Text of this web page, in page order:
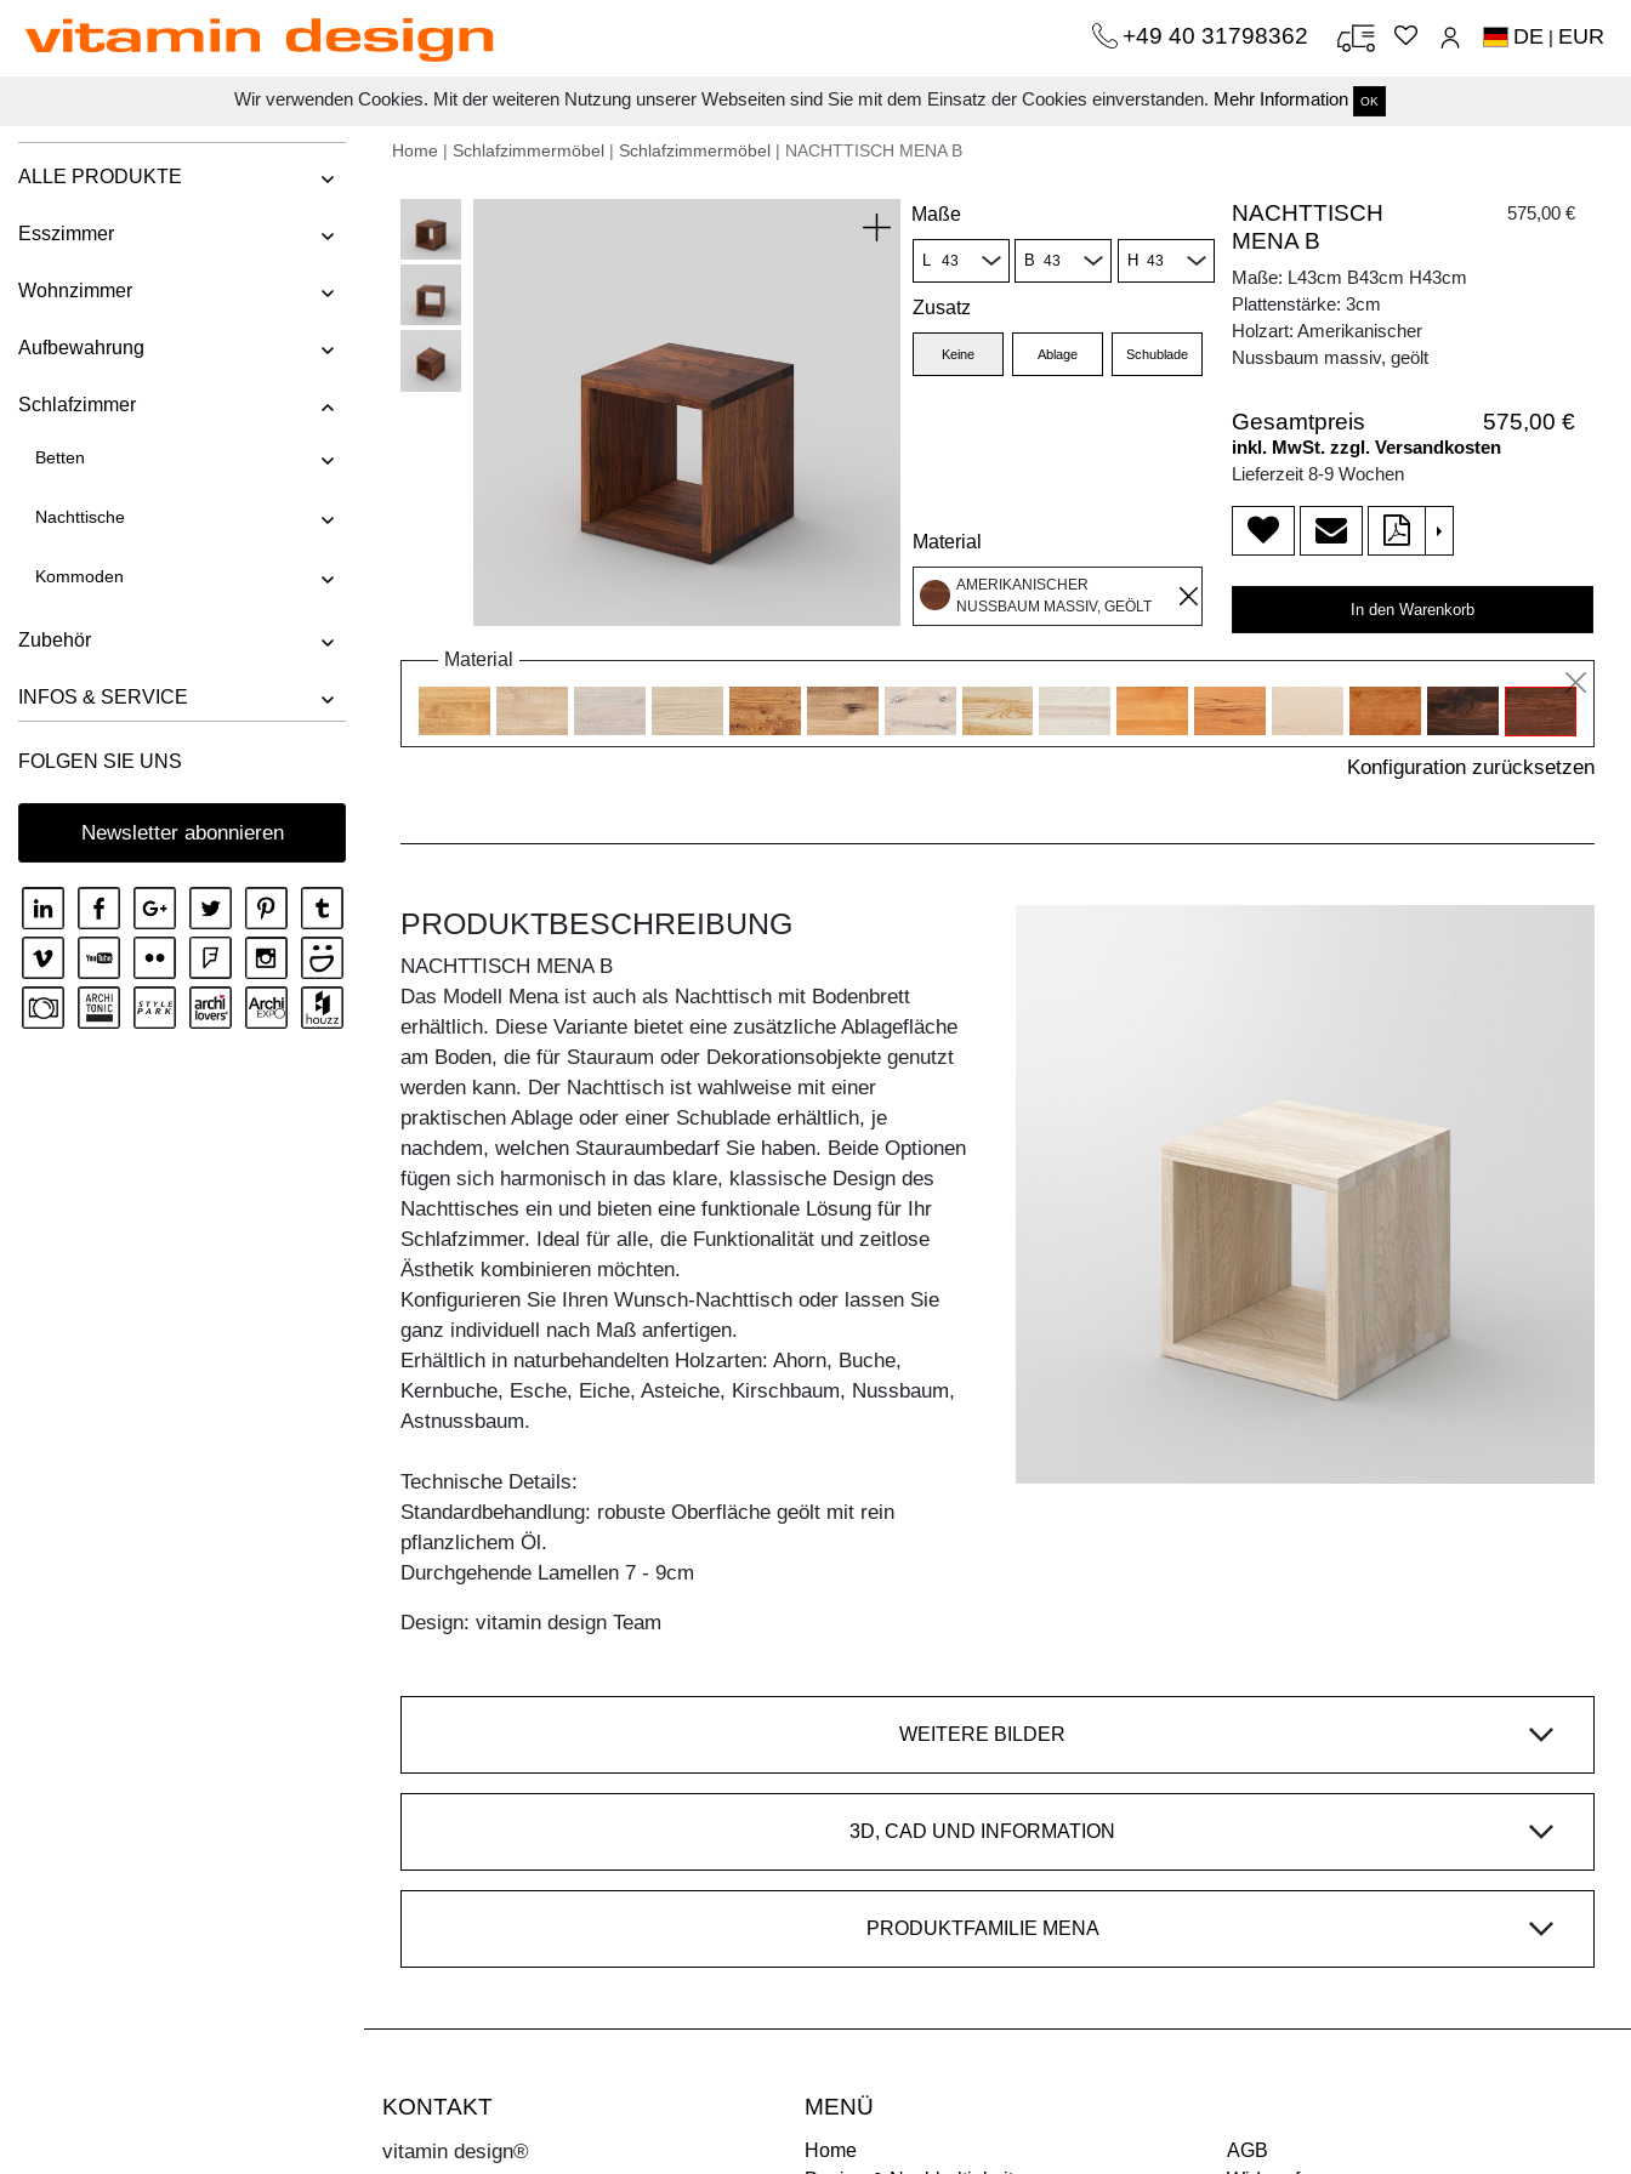
Wir verwenden Cookies. Mit der weiteren Nutzung unserer Webseiten sind Sie mit dem Einsatz der Cookies einverstanden. Mehr Information OK
+49 40 31798362 DE | EUR
ALLE PRODUKTE
Esszimmer
Wohnzimmer
Aufbewahrung
Schlafzimmer
Betten
Nachttische
Kommoden
Zubehör
INFOS & SERVICE
FOLGEN SIE UNS
Newsletter abonnieren
Home | Schlafzimmermöbel | Schlafzimmermöbel | NACHTTISCH MENA B
Maße
L B H
Zusatz
Keine Ablage Schublade
Material
AMERIKANISCHER
NUSSBAUM MASSIV, GEÖLT
NACHTTISCH
MENA B
575,00 €
Maße: L43cm B43cm H43cm
Plattenstärke: 3cm
Holzart: Amerikanischer
Nussbaum massiv, geölt
Gesamtpreis 575,00 €
inkl. MwSt. zzgl. Versandkosten
Lieferzeit 8-9 Wochen
>
In den Warenkorb
Material
Konfiguration zurücksetzen
PRODUKTBESCHREIBUNG
NACHTTISCH MENA B
Das Modell Mena ist auch als Nachttisch mit Bodenbrett
erhältlich. Diese Variante bietet eine zusätzliche Ablagefläche
am Boden, die für Stauraum oder Dekorationsobjekte genutzt
werden kann. Der Nachttisch ist wahlweise mit einer
praktischen Ablage oder einer Schublade erhältlich, je
nachdem, welchen Stauraumbedarf Sie haben. Beide Optionen
fügen sich harmonisch in das klare, klassische Design des
Nachttisches ein und bieten eine funktionale Lösung für Ihr
Schlafzimmer. Ideal für alle, die Funktionalität und zeitlose
Ästhetik kombinieren möchten.
Konfigurieren Sie Ihren Wunsch-Nachttisch oder lassen Sie
ganz individuell nach Maß anfertigen.
Erhältlich in naturbehandelten Holzarten: Ahorn, Buche,
Kernbuche, Esche, Eiche, Asteiche, Kirschbaum, Nussbaum,
Astnussbaum.
Technische Details:
Standardbehandlung: robuste Oberfläche geölt mit rein
pflanzlichem Öl.
Durchgehende Lamellen 7 - 9cm
Design: vitamin design Team
WEITERE BILDER
3D, CAD UND INFORMATION
PRODUKTFAMILIE MENA
KONTAKT
vitamin design®
MENÜ
Home
AGB